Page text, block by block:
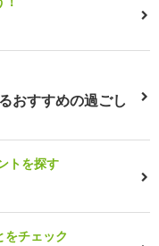
おすすめの過ごし
トを探す
チェック